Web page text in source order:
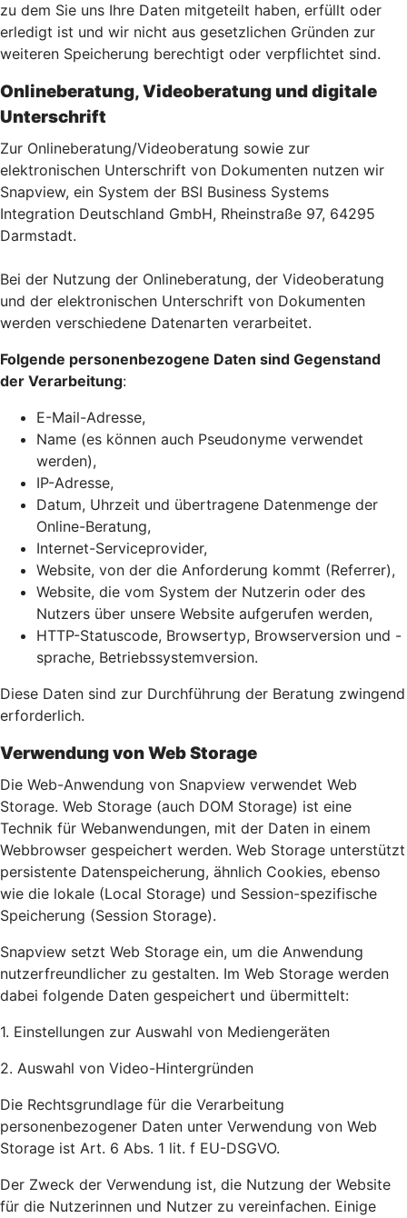
zu dem Sie uns Ihre Daten mitgeteilt haben, erfüllt oder
erledigt ist und wir nicht aus gesetzlichen Gründen zur
weiteren Speicherung berechtigt oder verpflichtet sind.
Onlineberatung, Videoberatung und digitale
Unterschrift
Zur Onlineberatung/Videoberatung sowie zur
elektronischen Unterschrift von Dokumenten nutzen wir
Snapview, ein System der BSI Business Systems
Integration Deutschland GmbH, Rheinstraße 97, 64295
Darmstadt.
Bei der Nutzung der Onlineberatung, der Videoberatung
und der elektronischen Unterschrift von Dokumenten
werden verschiedene Datenarten verarbeitet.
Folgende personenbezogene Daten sind Gegenstand
der Verarbeitung:
E-Mail-Adresse,
Name (es können auch Pseudonyme verwendet
werden),
IP-Adresse,
Datum, Uhrzeit und übertragene Datenmenge der
Online-Beratung,
Internet-Serviceprovider,
Website, von der die Anforderung kommt (Referrer),
Website, die vom System der Nutzerin oder des
Nutzers über unsere Website aufgerufen werden,
HTTP-Statuscode, Browsertyp, Browserversion und -
sprache, Betriebssystemversion.
Diese Daten sind zur Durchführung der Beratung zwingend
erforderlich.
Verwendung von Web Storage
Die Web-Anwendung von Snapview verwendet Web
Storage. Web Storage (auch DOM Storage) ist eine
Technik für Webanwendungen, mit der Daten in einem
Webbrowser gespeichert werden. Web Storage unterstützt
persistente Datenspeicherung, ähnlich Cookies, ebenso
wie die lokale (Local Storage) und Session-spezifische
Speicherung (Session Storage).
Snapview setzt Web Storage ein, um die Anwendung
nutzerfreundlicher zu gestalten. Im Web Storage werden
dabei folgende Daten gespeichert und übermittelt:
1. Einstellungen zur Auswahl von Mediengeräten
2. Auswahl von Video-Hintergründen
Die Rechtsgrundlage für die Verarbeitung
personenbezogener Daten unter Verwendung von Web
Storage ist Art. 6 Abs. 1 lit. f EU-DSGVO.
Der Zweck der Verwendung ist, die Nutzung der Website
für die Nutzerinnen und Nutzer zu vereinfachen. Einige